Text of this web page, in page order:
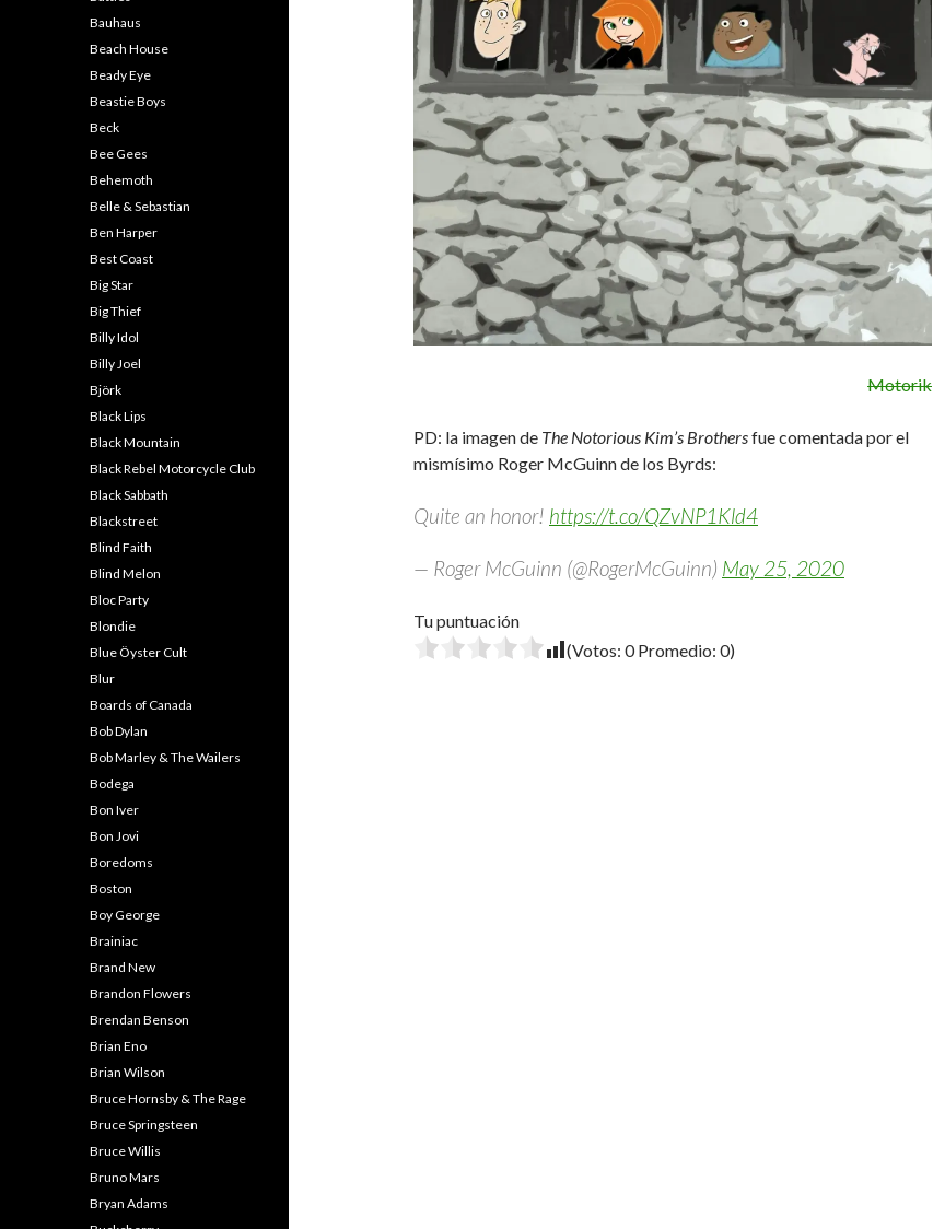
Motorik
PD: la imagen de The Notorious Kim’s Brothersfue comentada por el
mismísimo Roger McGuinn de los Byrds:
Quite an honor! https://t.co/QZvNP1Kld4
— Roger McGuinn (@RogerMcGuinn) May 25, 2020
Tu puntuación
(Votos: 0Promedio: 0)
Bauhaus
Beach House
Beady Eye
Beastie Boys
Beck
Bee Gees
Behemoth
Belle & Sebastian
Ben Harper
Best Coast
Big Star
Big Thief
Billy Idol
Billy Joel
Björk
Black Lips
Black Mountain
Black Rebel Motorcycle Club
Black Sabbath
Blackstreet
Blind Faith
Blind Melon
Bloc Party
Blondie
Blue Öyster Cult
Blur
Boards of Canada
Bob Dylan
Bob Marley & The Wailers
Bodega
Bon Iver
Bon Jovi
Boredoms
Boston
Boy George
Brainiac
Brand New
Brandon Flowers
Brendan Benson
Brian Eno
Brian Wilson
Bruce Hornsby & The Rage
Bruce Springsteen
Bruce Willis
Bruno Mars
Bryan Adams